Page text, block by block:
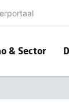
& Sector